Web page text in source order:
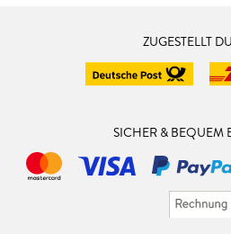
ZUGESTELLT
SICHER & BEQUEM